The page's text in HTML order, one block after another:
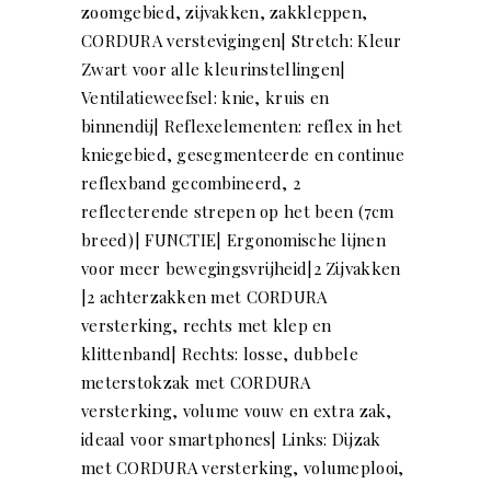
zoomgebied, zijvakken, zakkleppen,
CORDURA verstevigingen| Stretch: Kleur
Zwart voor alle kleurinstellingen|
Ventilatieweefsel: knie, kruis en
binnendij| Reflexelementen: reflex in het
kniegebied, gesegmenteerde en continue
reflexband gecombineerd, 2
reflecterende strepen op het been (7cm
breed)| FUNCTIE| Ergonomische lijnen
voor meer bewegingsvrijheid|2 Zijvakken
|2 achterzakken met CORDURA
versterking, rechts met klep en
klittenband| Rechts: losse, dubbele
meterstokzak met CORDURA
versterking, volume vouw en extra zak,
ideaal voor smartphones| Links: Dijzak
met CORDURA versterking, volumeplooi,